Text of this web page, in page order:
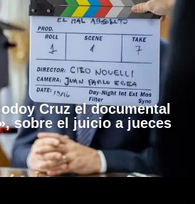
Cruz el documental
sobre el juicio a jueces